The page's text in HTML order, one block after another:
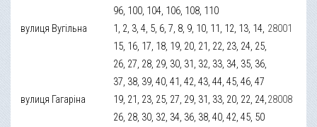
96, 100, 104, 106, 108, 110
вулиця Вугільна
1, 2, 3, 4, 5, 6, 7, 8, 9, 10, 11, 12, 13, 14,
15, 16, 17, 18, 19, 20, 21, 22, 23, 24, 25,
26, 27, 28, 29, 30, 31, 32, 33, 34, 35, 36,
37, 38, 39, 40, 41, 42, 43, 44, 45, 46, 47
28001
вулиця Гагаріна
19, 21, 23, 25, 27, 29, 31, 33, 20, 22, 24,
26, 28, 30, 32, 34, 36, 38, 40, 42, 45, 50
28008